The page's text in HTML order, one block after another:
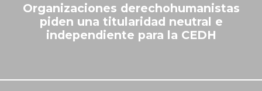
Organizaciones derechohumanistas
piden una titularidad neutral e
independiente para la CEDH